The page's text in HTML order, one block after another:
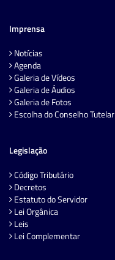
Imprensa
Notícias
Agenda
Galeria de Vídeos
Galeria de Áudios
Galeria de Fotos
Escolha do Conselho Tutelar
Legislação
Código Tributário
Decretos
Estatuto do Servidor
Lei Orgânica
Leis
Lei Complementar